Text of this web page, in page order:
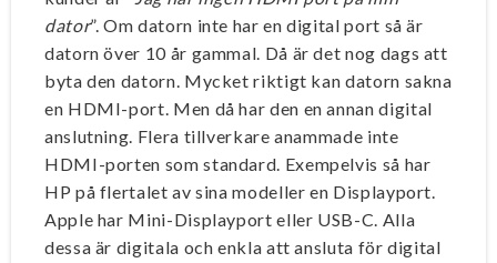
dator”. Om datorn inte har en digital port så är
datorn över 10 år gammal. Då är det nog dags att
byta den datorn. Mycket riktigt kan datorn sakna
en HDMI-port. Men då har den en annan digital
anslutning. Flera tillverkare anammade inte
HDMI-porten som standard. Exempelvis så har
HP på flertalet av sina modeller en Displayport.
Apple har Mini-Displayport eller USB-C. Alla
dessa är digitala och enkla att ansluta för digital